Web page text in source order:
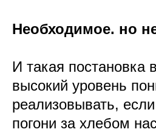
Необходимое. но
И такая постановка
высокий уровень
реализовывать,
погони за хлебом